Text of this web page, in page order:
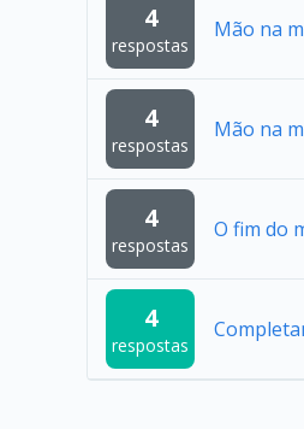
4
respostas
Mão na
4
respostas
Mão na
4
respostas
O fim do
4
respostas